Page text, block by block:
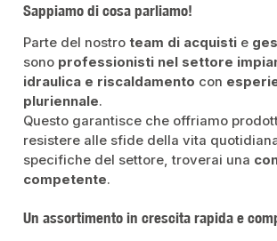
Sappiamo di cosa parliamo!
Parte del nostro team di acquisti e
sono professionisti nel settore
idraulica e riscaldamento con
pluriennale.
Questo garantisce che offriamo
resistere alle sfide della vita
specifiche del settore, troverai una
competente.
Un assortimento in crescita rapida e